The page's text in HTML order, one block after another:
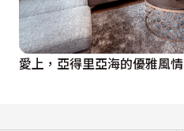
愛上，亞得里亞海的優雅風情